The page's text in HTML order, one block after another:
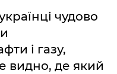
чудово
і газу,
видно, де який